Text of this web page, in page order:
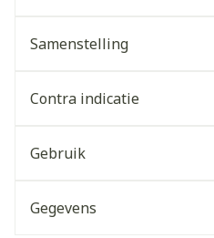
Samenstelling
Contra indicatie
Gebruik
Gegevens